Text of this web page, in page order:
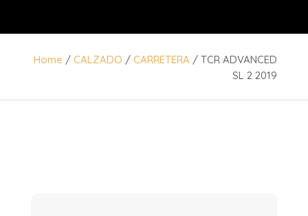
Home /CALZADO /CARRETERA / TCR ADVANCED
SL 2 2019